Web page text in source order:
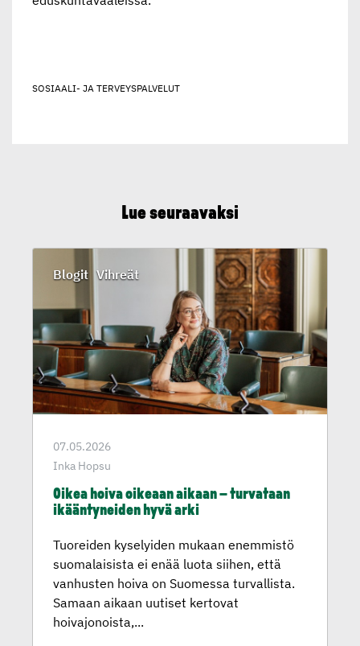
SOSIAALI- JA TERVEYSPALVELUT
Lue seuraavaksi
07.05.2026
Inka Hopsu
Oikea hoiva oikeaan aikaan – turvataan
ikäänty­neiden hyvä arki
Tuoreiden kyselyiden mukaan enemmistö
suomalaisista ei enää luota siihen, että
vanhusten hoiva on Suomessa turvallista.
Samaan aikaan uutiset kertovat
hoivajonoista,...
Blogit Vihreät